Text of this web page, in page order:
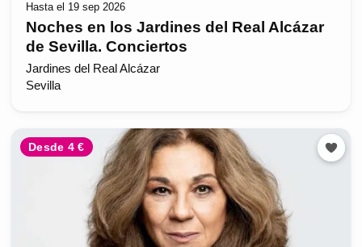
Hasta el 19 sep 2026
Noches en los Jardines del Real Alcázar
de Sevilla. Conciertos
Jardines del Real Alcázar
Sevilla
Desde 4 €